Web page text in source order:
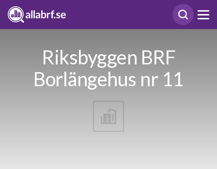
Riksbyggen BRF
Borlängehus nr 11